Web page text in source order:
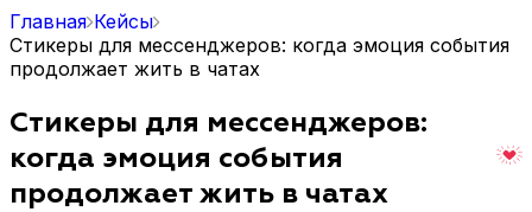
Главная Кейсы
Стикеры для мессенджеров: когда эмоция события
продолжает жить в чатах
Стикеры для мессенджеров:
когда эмоция события
продолжает жить в чатах